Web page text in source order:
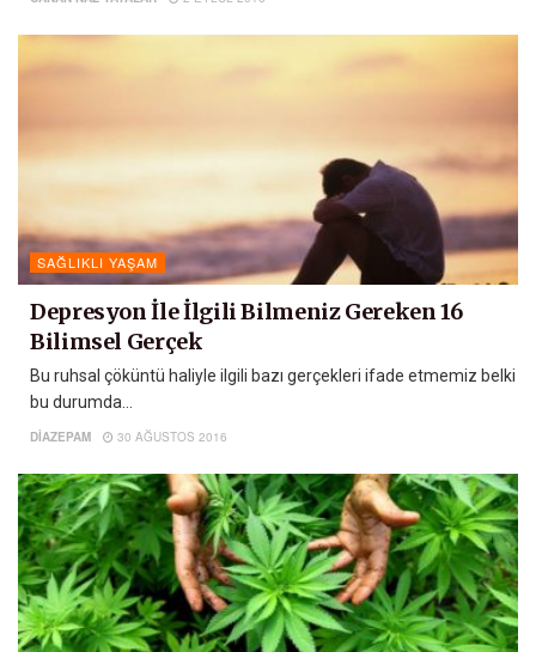
SAĞLIKLI YAŞAM
Depresyon İle İlgili Bilmeniz Gereken 16
Bilimsel Gerçek
Bu ruhsal çöküntü haliyle ilgili bazı gerçekleri ifade etmemiz belki
bu durumda...
DIAZEPAM 30 AĞUSTOS 2016